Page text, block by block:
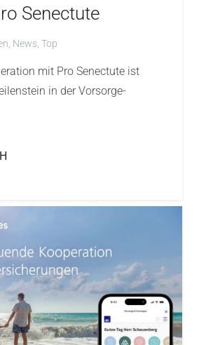
Senectute
, News, Top
mit Pro Senectute ist
in der Vorsorge-